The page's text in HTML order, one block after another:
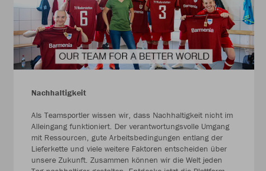
Nachhaltigkeit
Als Teamsportler wissen wir, dass Nachhaltigkeit nicht im
Alleingang funktioniert. Der verantwortungsvolle Umgang
mit Ressourcen, gute Arbeitsbedingungen entlang der
Lieferkette und viele weitere Faktoren entscheiden über
unsere Zukunft. Zusammen können wir die Welt jeden